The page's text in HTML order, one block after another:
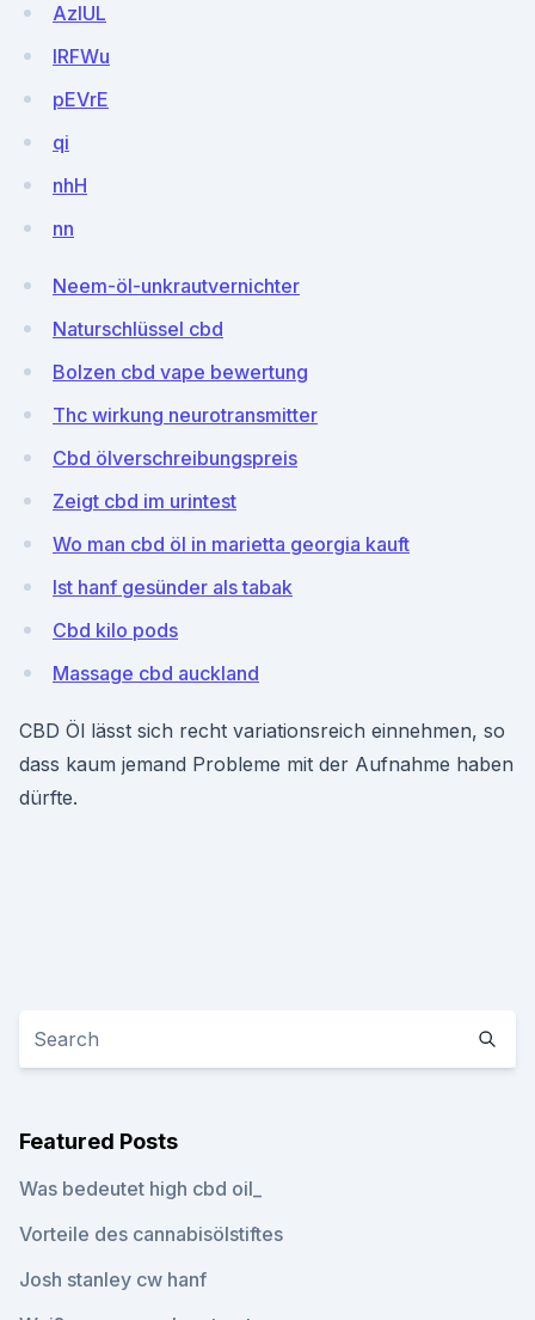
AzIUL
lRFWu
pEVrE
qi
nhH
nn
Neem-öl-unkrautvernichter
Naturschlüssel cbd
Bolzen cbd vape bewertung
Thc wirkung neurotransmitter
Cbd ölverschreibungspreis
Zeigt cbd im urintest
Wo man cbd öl in marietta georgia kauft
Ist hanf gesünder als tabak
Cbd kilo pods
Massage cbd auckland
CBD Öl lässt sich recht variationsreich einnehmen, so
dass kaum jemand Probleme mit der Aufnahme haben
dürfte.
Featured Posts
Was bedeutet high cbd oil_
Vorteile des cannabisölstiftes
Josh stanley cw hanf